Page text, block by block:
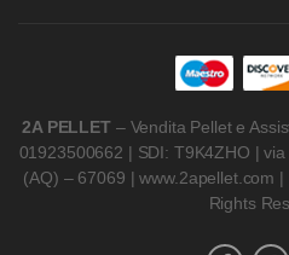
2A PELLET– Vendita Pellet e
01923500662 | SDI: T9K4ZHO |
(AQ) – 67069 | www.2apellet.com
Rights